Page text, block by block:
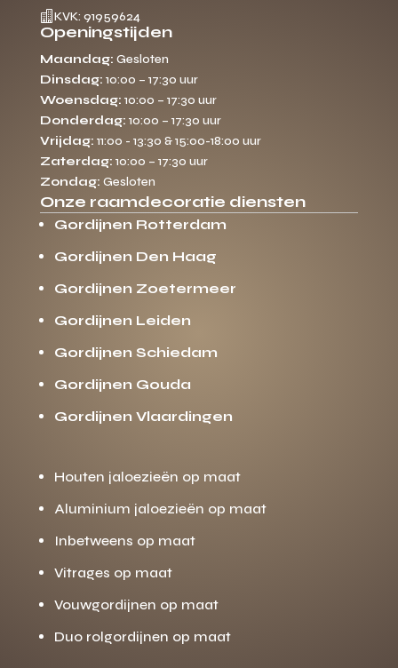
 KVK: 91959624
Openingstijden
Maandag: Gesloten
Dinsdag: 10:00 – 17:30 uur
Woensdag: 10:00 – 17:30 uur
Donderdag: 10:00 – 17:30 uur
Vrijdag: 11:00 - 13:30 & 15:00-18:00 uur
Zaterdag: 10:00 – 17:30 uur
Zondag: Gesloten
Onze raamdecoratie diensten
Gordijnen Rotterdam
Gordijnen Den Haag
Gordijnen Zoetermeer
Gordijnen Leiden
Gordijnen Schiedam
Gordijnen Gouda
Gordijnen Vlaardingen
Houten jaloezieën op maat
Aluminium jaloezieën op maat
Inbetweens op maat
Vitrages op maat
Vouwgordijnen op maat
Duo rolgordijnen op maat